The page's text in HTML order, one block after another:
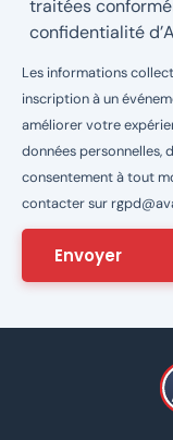
traitées
confidentialité
Les informations
inscription à un
améliorer votre
données personnelles,
consentement à tout
contacter sur